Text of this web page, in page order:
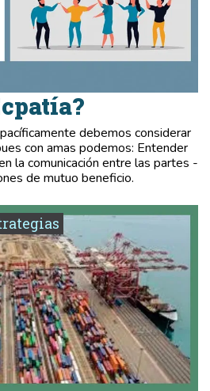
debemos considerar
con amas podemos: Entender
la comunicación entre las partes -
de mutuo beneficio.